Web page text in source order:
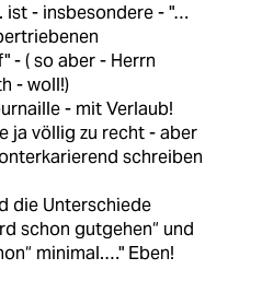
ist - insbesondere - "…
- ( so aber - Herrn
- woll!)
- mit Verlaub!
ja völlig zu recht - aber
schreiben
die Unterschiede
schon gutgehen“ und
minimal.…" Eben!